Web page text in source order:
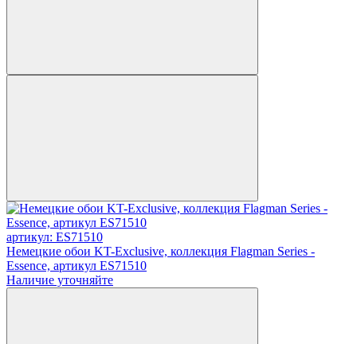
артикул: ES71510
Немецкие обои KT-Exclusive, коллекция Flagman Series -
Essence, артикул ES71510
Наличие уточняйте